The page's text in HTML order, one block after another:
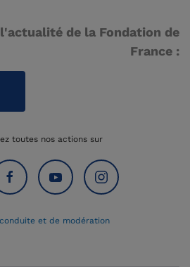
de la Fondation de
France :
toutes nos actions sur
et de modération